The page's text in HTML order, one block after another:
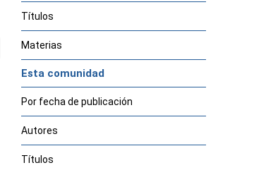
Títulos
Materias
Esta comunidad
Por fecha de publicación
Autores
Títulos